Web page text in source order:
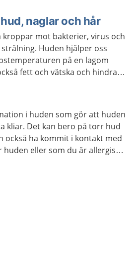
naglar och hår
kroppar mot bakterier, virus och
Huden hjälper oss
på en lagom
fett och vätska och hindrar
i huden som gör att huden
kliar. Det kan bero på torr hud
också ha kommit i kontakt med
eller som du är allergisk